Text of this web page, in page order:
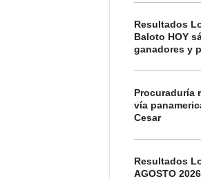
Resultados
Baloto HOY
ganadores y
Procuraduría
vía
Cesar
Resultados
AGOSTO